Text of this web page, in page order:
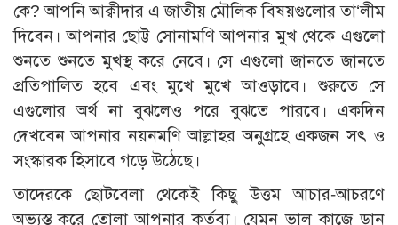
কে? আপনি আক্বীদার এ জাতীয় মৌলিক বিষয়গুলোর তা‘লীম
দিবেন। আপনার ছোট্ট সোনামণি আপনার মুখ থেকে এগুলো
শুনতে শুনতে মুখস্থ করে নেবে। সে এগুলো জানতে জানতে
প্রতিপালিত হবে এবং মুখে মুখে আওড়াবে। শুরুতে সে
এগুলোর অর্থ না বুঝলেও পরে বুঝতে পারবে। একদিন
দেখবেন আপনার নয়নমণি আল্লাহর অনুগ্রহে একজন সৎ ও
সংস্কারক হিসাবে গড়ে উঠেছে।
তাদেরকে ছোটবেলা থেকেই কিছু উত্তম আচার-আচরণে
অভ্যস্ত করে তোলা আপনার কর্তব্য। যেমন ভাল কাজে ডান